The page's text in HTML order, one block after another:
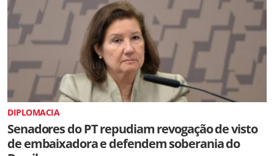
DIPLOMACIA
Senadores do PT repudiam revogação de visto
de embaixadora e defendem soberania do